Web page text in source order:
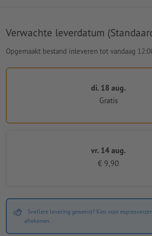
Verwachte leverdatum
Opgemaakt bestand inleveren tot vandaag
di. 18 aug.
Gratis
vr. 14 aug.
€ 9,90
Snellere levering gewenst? Kies voor
afrekenen.